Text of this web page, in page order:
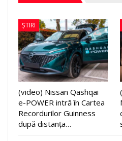
ȘTIRI
(video) Nissan Qashqai
e-POWER intră în Cartea
Recordurilor Guinness
după distanța…